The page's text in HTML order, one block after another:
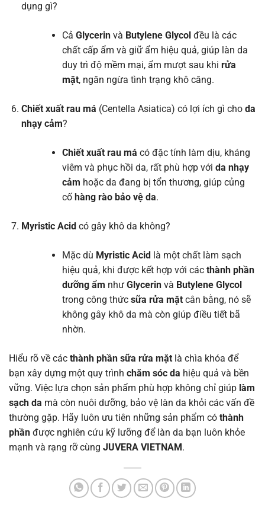
dụng gì?
Cả Glycerinvà Butylene Glycolđều là các
chất cấp ẩm và giữ ẩm hiệu quả, giúp làn da
duy trì độ mềm mại, ẩm mượt sau khi rửa
mặt, ngăn ngừa tình trạng khô căng.
Chiết xuất rau má (Centella Asiatica) có lợi ích gì cho da
nhạy cảm?
Chiết xuất rau má có đặc tính làm dịu, kháng
viêm và phục hồi da, rất phù hợp với da nhạy
cảm hoặc da đang bị tổn thương, giúp củng
cốhàng rào bảo vệ da.
Myristic Acidcó gây khô da không?
Mặc dù Myristic Acidlà một chất làm sạch
hiệu quả, khi được kết hợp với các thành phần
dưỡng ẩm như Glycerinvà Butylene Glycol
trong công thức sữa rửa mặtcân bằng, nó sẽ
không gây khô da mà còn giúp điều tiết bã
nhờn.
Hiểu rõ về các thành phần sữa rửa mặt là chìa khóa để
bạn xây dựng một quy trình chăm sóc da hiệu quả và bền
vững. Việc lựa chọn sản phẩm phù hợp không chỉ giúp làm
sạch da mà còn nuôi dưỡng, bảo vệ làn da khỏi các vấn đề
thường gặp. Hãy luôn ưu tiên những sản phẩm có thành
phần được nghiên cứu kỹ lưỡng để làn da bạn luôn khỏe
mạnh và rạng rỡ cùng JUVERA VIETNAM.